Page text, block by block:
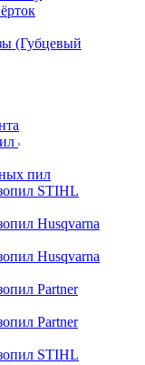
(Губцевый
пил
STIHL
Husqvarna
Husqvarna
Partner
Partner
STIHL